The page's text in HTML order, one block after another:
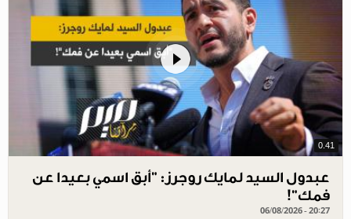
0.41
عبدول السيد لمايك روجرز: "أبق اسمي بعيدا عن
فمك"!
06/08/2026 - 20:27